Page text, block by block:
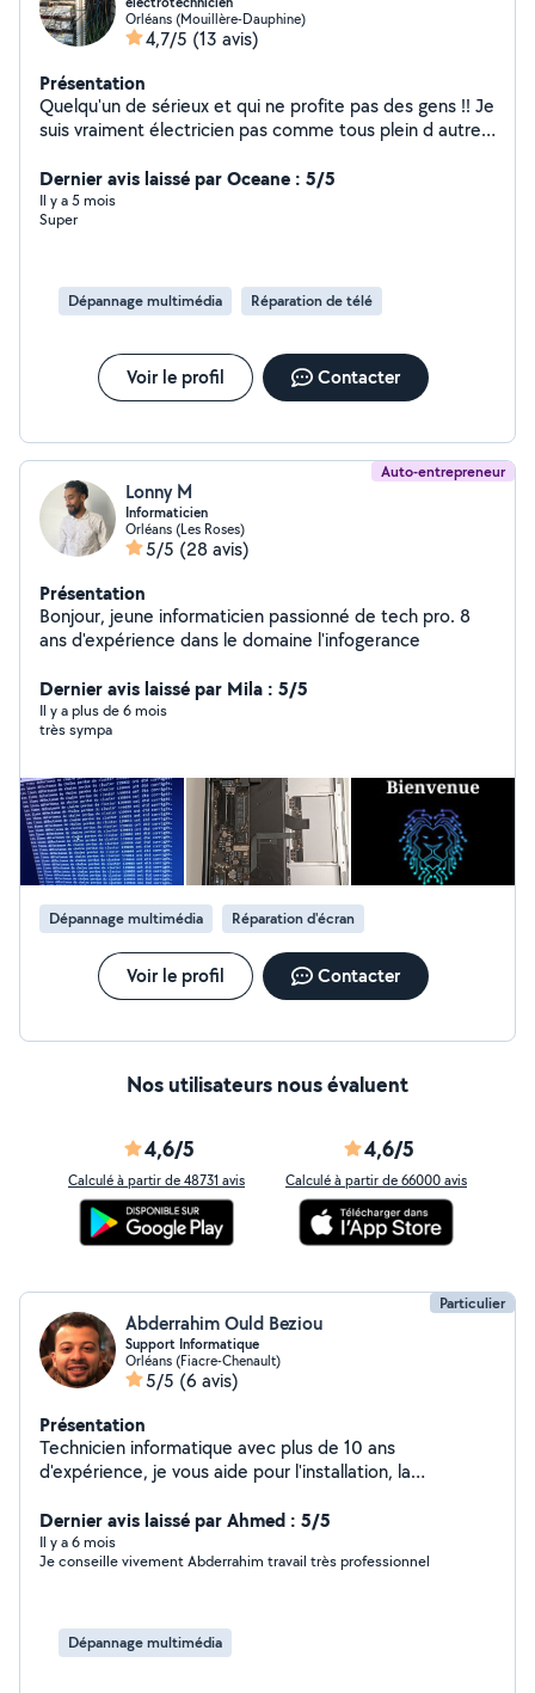
Orléans (Mouillère-Dauphine)
4,7/5 (13 avis)
Présentation
Quelqu'un de sérieux et qui ne profite pas des gens !! Je
suis vraiment électricien pas comme tous plein d autre
Et je fais de la réparation électronique électroménager
même télé/ téléphone/ portable /machine en tous
genre si je trouve les pièces / enfin voilà !!
Dernier avis laissé par Oceane : 5/5
Il y a 5 mois
Super
Dépannage multimédia Réparation de télé
Voir le profil Contacter
Auto-entrepreneur
Lonny M
Informaticien
Orléans (Les Roses)
5/5 (28 avis)
Présentation
Bonjour, jeune informaticien passionné de tech pro. 8
ans d'expérience dans le domaine l'infogerance
Dernier avis laissé par Mila : 5/5
Il y a plus de 6 mois
très sympa
Dépannage multimédia Réparation d'écran
Voir le profil Contacter
Nos utilisateurs nous évaluent
4,6/5
Calculé à partir de 48731 avis
4,6/5
Calculé à partir de 66000 avis
Particulier
Abderrahim Ould Beziou
Support Informatique
Orléans (Fiacre-Chenault)
5/5 (6 avis)
Présentation
Technicien informatique avec plus de 10 ans
d'expérience, je vous aide pour l'installation, la
smartphones, logiciels et réseaux (Wi-Fi, imprimantes,
box). Sérieux et à l'écoute, je propose des solutions
rapides et adaptées à vos besoins.
Dernier avis laissé par Ahmed : 5/5
Il y a 6 mois
Je conseille vivement Abderrahim travail très professionnel
Dépannage multimédia